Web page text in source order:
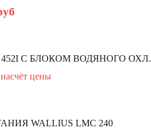
С БЛОКОМ ВОДЯНОГО ОХЛ.
цены
WALLIUS LMC 240